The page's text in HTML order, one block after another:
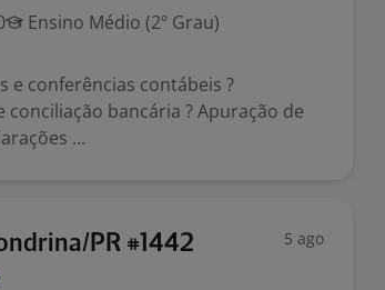
Ensino Médio (2º Grau)
e conferências contábeis ?
conciliação bancária ? Apuração de
...
PR #1442 5 ago